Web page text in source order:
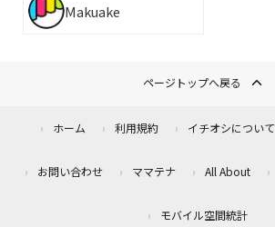
Makuake
ページトップへ戻る
ホーム 利用規約 イチオシについて
お問い合わせ ママテナ All About
モバイル空間統計